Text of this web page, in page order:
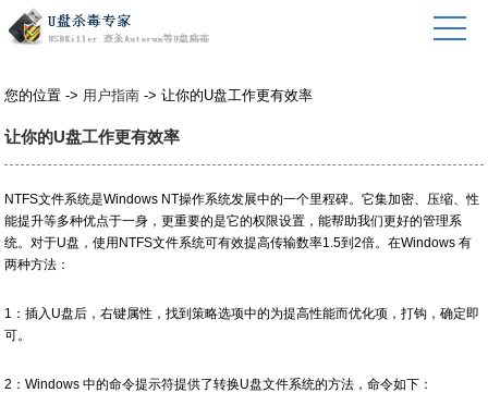
您的位置 -> 用户指南 -> 让你的U盘工作更有效率
让你的U盘工作更有效率
NTFS文件系统是Windows NT操作系统发展中的一个里程碑。它集加密、压缩、性
能提升等多种优点于一身，更重要的是它的权限设置，能帮助我们更好的管理系
统。对于U盘，使用NTFS文件系统可有效提高传输数率1.5到2倍。在Windows 有
两种方法：
1：插入U盘后，右键属性，找到策略选项中的为提高性能而优化项，打钩，确定即
可。
2：Windows 中的命令提示符提供了转换U盘文件系统的方法，命令如下：